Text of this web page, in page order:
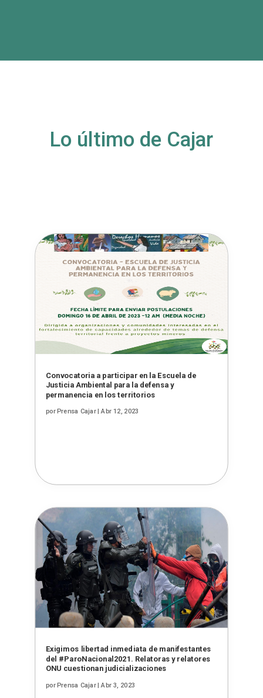
Lo último de Cajar
Convocatoria a participar en la Escuela de
Justicia Ambiental para la defensa y
permanencia en los territorios
porPrensa Cajar|Abr 12, 2023
Exigimos libertad inmediata de manifestantes
del #ParoNacional2021. Relatoras y relatores
ONU cuestionan judicializaciones
porPrensa Cajar| Abr 3, 2023